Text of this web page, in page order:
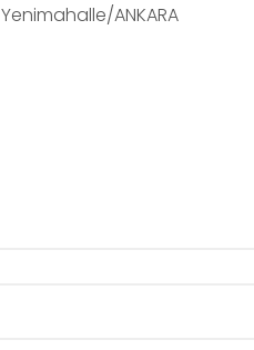
Yenimahalle/ANKARA